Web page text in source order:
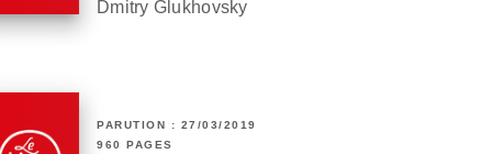
Dmitry Glukhovsky
PARUTION : 27/03/2019
960 PAGES